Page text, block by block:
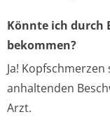
Könnte ich durch
bekommen?
Ja!
anhaltenden
Arzt.